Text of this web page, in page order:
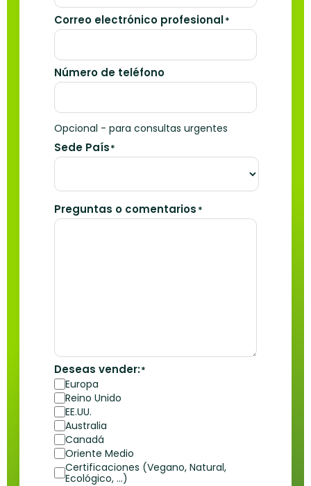
Correo electrónico profesional*
Número de teléfono
Opcional - para consultas urgentes
Sede País*
Preguntas o comentarios *
Deseas vender:*
Europa
Reino Unido
EE.UU.
Australia
Canadá
Oriente Medio
Certificaciones (Vegano, Natural,
Ecológico, ...)